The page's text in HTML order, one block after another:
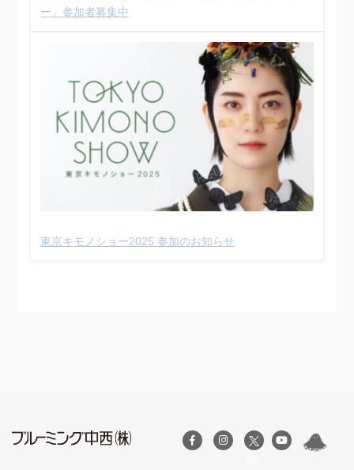
ー」参加者募集中
東京キモノショー2025 参加のお知らせ